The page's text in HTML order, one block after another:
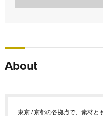
About
東京 / 京都の各拠点で、素材と